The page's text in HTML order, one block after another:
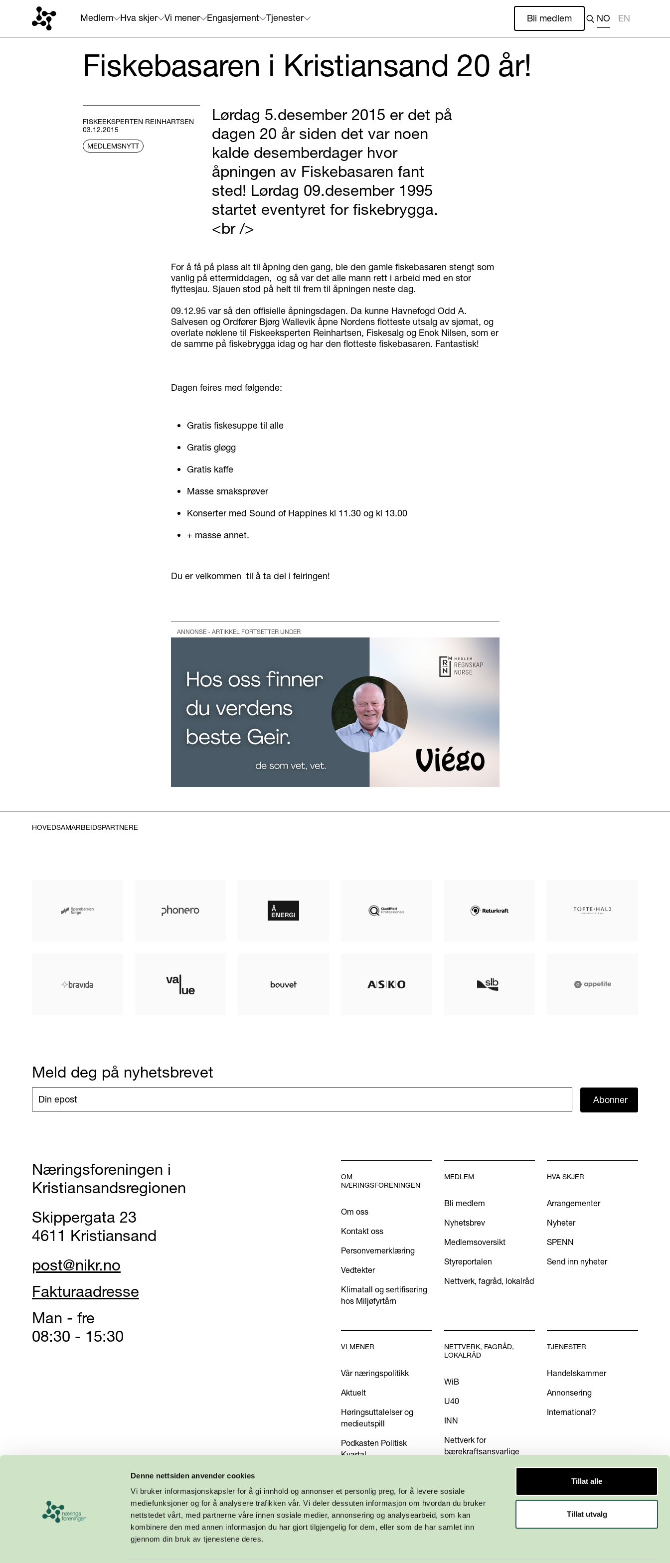
Denne nettsiden anvender cookies
Vi bruker informasjonskapsler for å gi innhold og annonser et personlig preg, for å levere sosiale
mediefunksjoner og for å analysere trafikken vår. Vi deler dessuten informasjon om hvordan du bruker
nettstedet vårt, med partnerne våre innen sosiale medier, annonsering og analysearbeid, som kan
kombinere den med annen informasjon du har gjort tilgjengelig for dem, eller som de har samlet inn
gjennom din bruk av tjenestene deres.
Tillat alle
Tillat utvalg
Medlem Hva skjer Vi mener Engasjement Tjenester Bli medlem NO EN
Fiskebasaren i Kristiansand 20 år!
FISKEEKSPERTEN REINHARTSEN
03.12.2015
MEDLEMSNYTT
Lørdag 5.desember 2015 er det på
dagen 20 år siden det var noen
kalde desemberdager hvor
åpningen av Fiskebasaren fant
sted! Lørdag 09.desember 1995
startet eventyret for fiskebrygga.
<br />
For å få på plass alt til åpning den gang, ble den gamle fiskebasaren stengt som
vanlig på ettermiddagen, og så var det alle mann rett i arbeid med en stor
flyttesjau. Sjauen stod på helt til frem til åpningen neste dag.
09.12.95 var så den offisielle åpningsdagen. Da kunne Havnefogd Odd A.
Salvesen og Ordfører Bjørg Wallevik åpne Nordens flotteste utsalg av sjømat, og
overlate nøklene til Fiskeeksperten Reinhartsen, Fiskesalg og Enok Nilsen, som er
de samme på fiskebrygga idag og har den flotteste fiskebasaren. Fantastisk!
Dagen feires med følgende:
Gratis fiskesuppe til alle
Gratis gløgg
Gratis kaffe
Masse smaksprøver
Konserter med Sound of Happines kl 11.30 og kl 13.00
+ masse annet.
Du er velkommen til å ta del i feiringen!
ANNONSE - ARTIKKEL FORTSETTER UNDER
HOVEDSAMARBEIDSPARTNERE
Meld deg på nyhetsbrevet
Abonner
Næringsforeningen i
Kristiansandsregionen
Skippergata 23
4611 Kristiansand
post@nikr.no
Fakturaadresse
Man - fre
08:30 - 15:30
OM
NÆRINGSFORENINGEN
Om oss
Kontakt oss
Personvernerklæring
Vedtekter
Klimatall og sertifisering
hos Miljøfyrtårn
MEDLEM
Bli medlem
Nyhetsbrev
Medlemsoversikt
Styreportalen
Nettverk, fagråd, lokalråd
HVA SKJER
Arrangementer
Nyheter
SPENN
Send inn nyheter
VI MENER
Vår næringspolitikk
Aktuelt
Høringsuttalelser og
medieutspill
Podkasten Politisk
Kvartal
NETTVERK, FAGRÅD,
LOKALRÅD
WiB
U40
INN
Nettverk for
bærekraftsansvarlige
TJENESTER
Handelskammer
Annonsering
International?